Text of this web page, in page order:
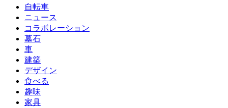
自転車
ニュース
コラボレーション
墓石
車
建築
デザイン
食べる
趣味
家具